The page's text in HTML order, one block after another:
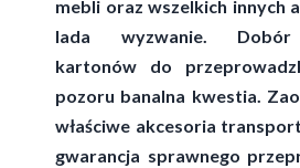
mebli oraz wszelkich innych
lada wyzwanie. Dobór
kartonów do
pozoru banalna kwestia.
właściwe akcesoria
gwarancja sprawnego